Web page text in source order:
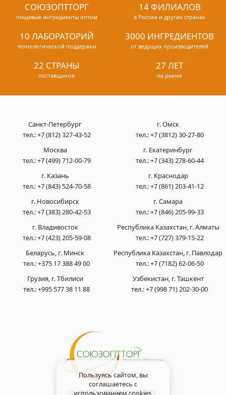
СОЮЗОПТТОРГ
пищевые ингредиенты оптом
14 ФИЛИАЛОВ
в России и других странах
10 ЛАБОРАТОРИЙ
технологической поддержки
3000 ИНГРЕДИЕНТОВ
от ведущих производителей
22 СТРАНЫ
поставщиков
27 ЛЕТ
на рынке
Санкт-Петербург
тел.:+7 (812) 327-43-52
Москва
тел.:+7 (499) 712-00-79
г. Казань
тел.:+7 (843) 524-70-58
г. Новосибирск
тел.:+7 (383) 280-42-53
г. Омск
тел.:+7 (3812) 30-27-80
г. Екатеринбург
тел.:+7 (343) 278-60-44
г. Краснодар
тел.:+7 (861) 203-41-12
г. Самара
тел.:+7 (846) 205-99-33
г. Владивосток
тел.:+7 (423) 205-59-08
Беларусь, г. Минск
тел.:+375 17 388 49 00
Грузия, г. Тбилиси
тел.:+995 577 38 11 88
Республика Казахстан, г. Алматы
тел.:+7 (727) 379-15-22
Республика Казахстан, г. Павлодар
тел.:+7 (7182) 62-06-50
Узбекистан, г. Ташкент
тел.:+7 (998 71) 202-30-00
Пользуясь сайтом, вы
соглашаетесь с
использованием cookies,